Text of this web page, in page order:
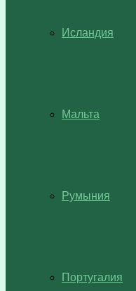
Исландия
Мальта
Румыния
Португалия